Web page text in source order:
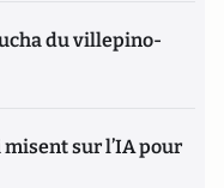
du villepino-
sur l’IA pour